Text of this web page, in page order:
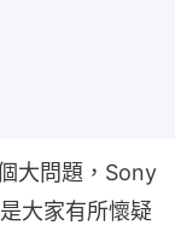
大問題，Sony
大家有所懷疑